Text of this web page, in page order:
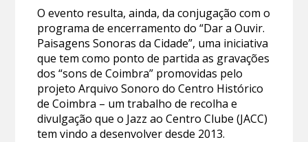
O evento resulta, ainda, da conjugação com o
programa de encerramento do “Dar a Ouvir.
Paisagens Sonoras da Cidade”, uma iniciativa
que tem como ponto de partida as gravações
dos “sons de Coimbra” promovidas pelo
projeto Arquivo Sonoro do Centro Histórico
de Coimbra – um trabalho de recolha e
divulgação que o Jazz ao Centro Clube (JACC)
tem vindo a desenvolver desde 2013.